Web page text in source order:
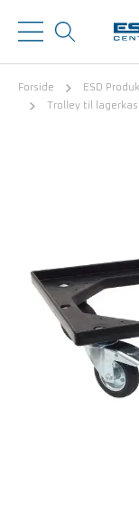
Forside ESD
Trolley til